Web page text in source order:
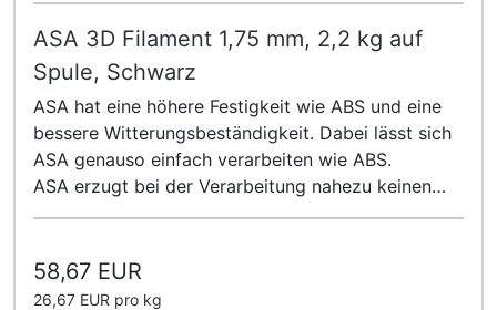
ASA 3D Filament 1,75 mm, 2,2 kg auf
Spule, Schwarz
ASA hat eine höhere Festigkeit wie ABS und eine
bessere Witterungsbeständigkeit. Dabei lässt sich
ASA genauso einfach verarbeiten wie ABS.
ASA erzugt bei der Verarbeitung nahezu keinen
Geruch!
58,67 EUR
26,67 EUR pro kg